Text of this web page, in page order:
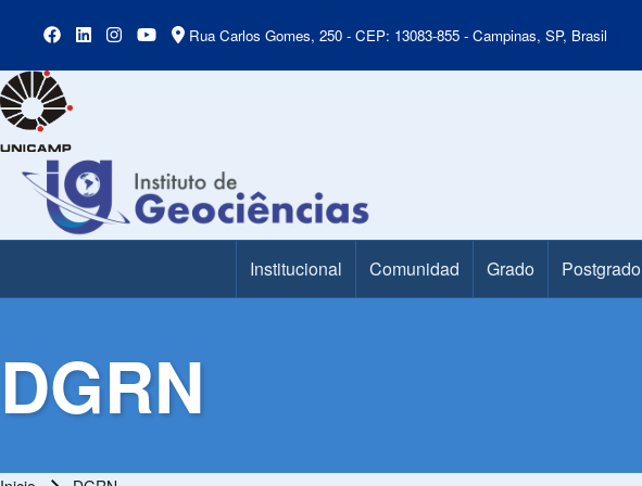
Rua Carlos Gomes, 250 - CEP: 13083-855 - Campinas, SP, Brasil
Main Menu Institucional Comunidad Grado Postgrado
DGRN